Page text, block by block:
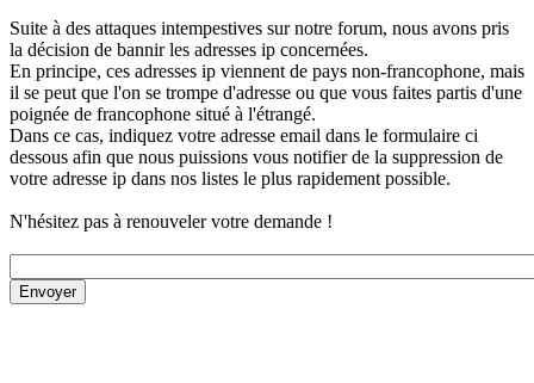
Suite à des attaques intempestives sur notre forum, nous avons pris
la décision de bannir les adresses ip concernées.
En principe, ces adresses ip viennent de pays non-francophone, mais
il se peut que l'on se trompe d'adresse ou que vous faites partis d'une
poignée de francophone situé à l'étrangé.
Dans ce cas, indiquez votre adresse email dans le formulaire ci
dessous afin que nous puissions vous notifier de la suppression de
votre adresse ip dans nos listes le plus rapidement possible.
N'hésitez pas à renouveler votre demande !